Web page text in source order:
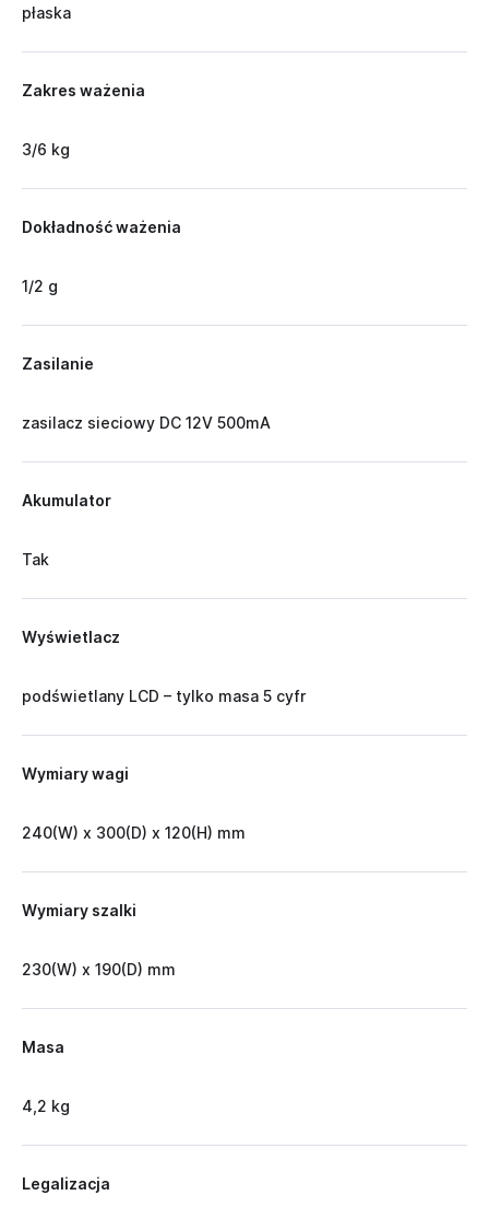
płaska
Zakres ważenia
3/6 kg
Dokładność ważenia
1/2 g
Zasilanie
zasilacz sieciowy DC 12V 500mA
Akumulator
Tak
Wyświetlacz
podświetlany LCD – tylko masa 5 cyfr
Wymiary wagi
240(W) x 300(D) x 120(H) mm
Wymiary szalki
230(W) x 190(D) mm
Masa
4,2 kg
Legalizacja